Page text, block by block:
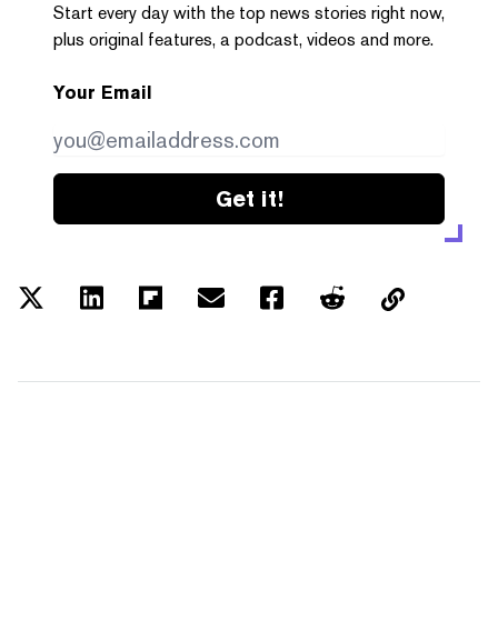
Start every day with the top news stories right now,
plus original features, a podcast, videos and more.
Your Email
Get it!